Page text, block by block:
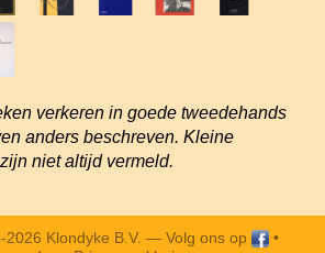
verkeren in goede tweedehands
anders beschreven. Kleine
niet altijd vermeld.
2026 Klondyke B.V. — Volg ons op
•